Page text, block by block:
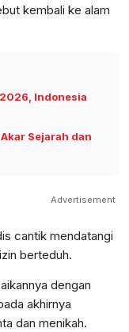
kembali ke alam
Indonesia
Sejarah dan
Advertisement
cantik mendatangi
berteduh.
dengan
akhirnya
dan menikah.